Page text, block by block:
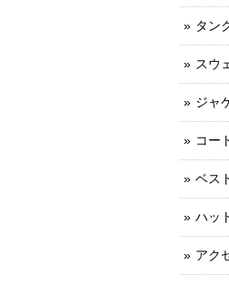
タン
スウ
ジャ
コー
ベス
ハッ
アク